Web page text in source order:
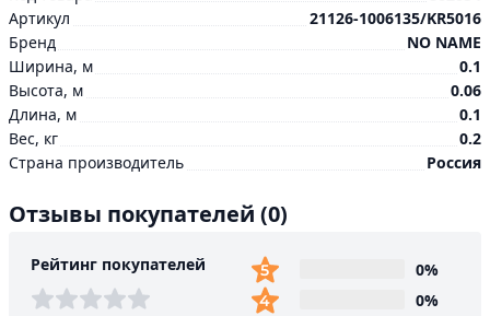
Артикул
21126-1006135/KR5016
Бренд
NO NAME
Ширина, м
0.1
Высота, м
0.06
Длина, м
0.1
Вес, кг
0.2
Страна производитель
Россия
Отзывы покупателей (0)
Рейтинг покупателей
0%
0%